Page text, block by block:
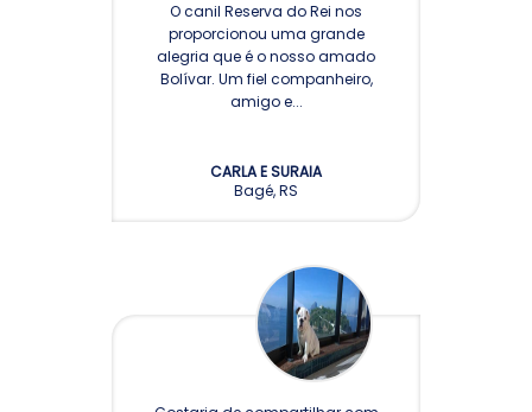
O canil Reserva do Rei nos
proporcionou uma grande
alegria que é o nosso amado
Bolívar. Um fiel companheiro,
amigo e...
CARLA E SURAIA
Bagé, RS